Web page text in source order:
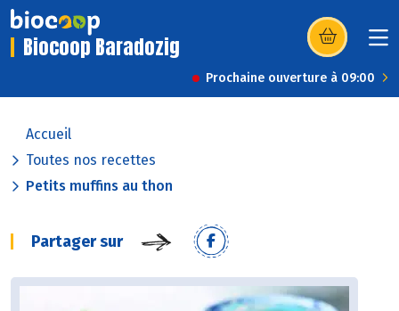
Biocoop Baradozig (s’ouvre dans
Prochaine ouverture à 09:00
Accueil
Toutes nos recettes
Petits muffins au thon
Partager sur